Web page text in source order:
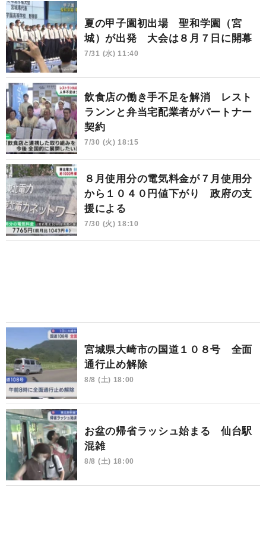
夏の甲子園初出場 聖和学園（宮
城）が出発 大会は８月７日に開幕
7/31 (水) 11:40
飲食店の働き手不足を解消 レスト
ランンと弁当宅配業者がパートナー
契約
7/30 (火) 18:15
８月使用分の電気料金が７月使用分
から１０４０円値下がり 政府の支
援による
7/30 (火) 18:10
宮城県大崎市の国道１０８号 全面
通行止め解除
8/8 (土) 18:00
お盆の帰省ラッシュ始まる 仙台駅
混雑
8/8 (土) 18:00